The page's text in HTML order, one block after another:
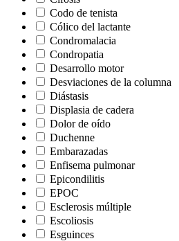
Codo de tenista
Cólico del lactante
Condromalacia
Condropatia
Desarrollo motor
Desviaciones de la columna
Diástasis
Displasia de cadera
Dolor de oído
Duchenne
Embarazadas
Enfisema pulmonar
Epicondilitis
EPOC
Esclerosis múltiple
Escoliosis
Esguinces